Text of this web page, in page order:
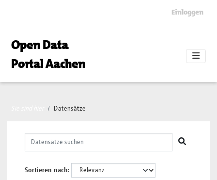
Einloggen
Open Data
Portal Aachen
Datensätze
Sortieren nach